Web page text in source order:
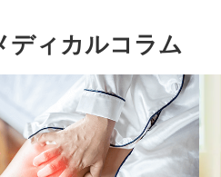
ディカルコラム